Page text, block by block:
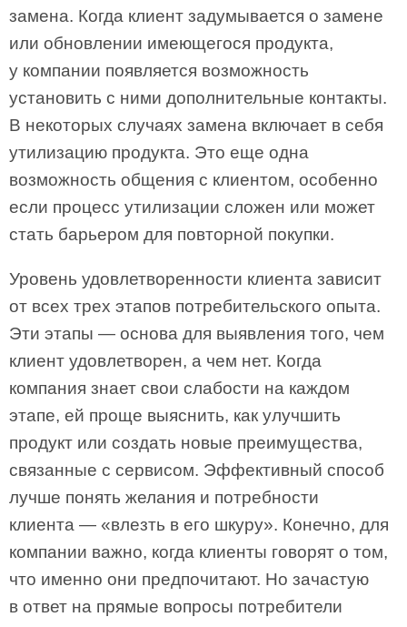
замена. Когда клиент задумывается о замене
или обновлении имеющегося продукта,
у компании появляется возможность
установить с ними дополнительные контакты.
В некоторых случаях замена включает в себя
утилизацию продукта. Это еще одна
возможность общения с клиентом, особенно
если процесс утилизации сложен или может
стать барьером для повторной покупки.
Уровень удовлетворенности клиента зависит
от всех трех этапов потребительского опыта.
Эти этапы — основа для выявления того, чем
клиент удовлетворен, а чем нет. Когда
компания знает свои слабости на каждом
этапе, ей проще выяснить, как улучшить
продукт или создать новые преимущества,
связанные с сервисом. Эффективный способ
лучше понять желания и потребности
клиента — «влезть в его шкуру». Конечно, для
компании важно, когда клиенты говорят о том,
что именно они предпочитают. Но зачастую
в ответ на прямые вопросы потребители